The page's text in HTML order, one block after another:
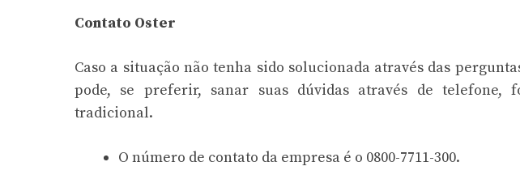
Contato Oster
Caso a situação não tenha sido solucionada através das
pode, se preferir, sanar suas dúvidas através de
tradicional.
O número de contato da empresa é o 0800-7711-300.